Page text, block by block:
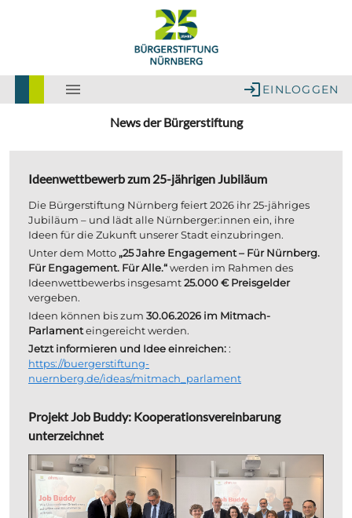
EINLOGGEN
News der Bürgerstiftung
Ideenwettbewerb zum 25-jährigen Jubiläum
Die Bürgerstiftung Nürnberg feiert 2026 ihr 25-jähriges
Jubiläum – und lädt alle Nürnberger:innen ein, ihre
Ideen für die Zukunft unserer Stadt einzubringen.
Unter dem Motto „25 Jahre Engagement – Für Nürnberg.
Für Engagement. Für Alle.“ werden im Rahmen des
Ideenwettbewerbs insgesamt 25.000 € Preisgelder
vergeben.
Ideen können bis zum 30.06.2026 im Mitmach-
Parlament eingereicht werden.
Jetzt informieren und Idee einreichen: :
https://buergerstiftung-
nuernberg.de/ideas/mitmach_parlament
Projekt Job Buddy: Kooperationsvereinbarung
unterzeichnet